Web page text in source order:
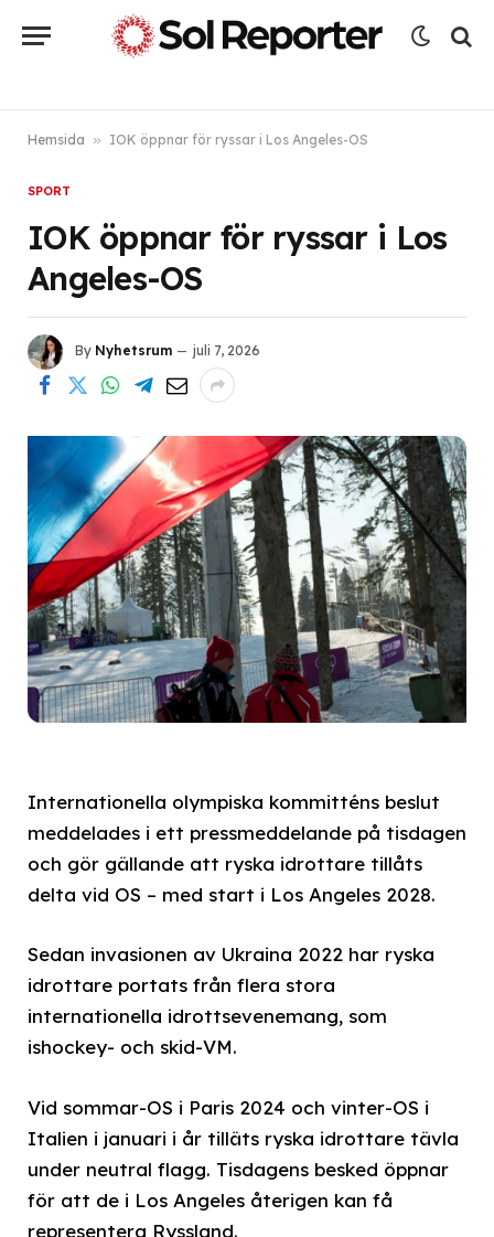
Hemsida » IOK öppnar för ryssar i Los Angeles-OS
SPORT
IOK öppnar för ryssar i Los
Angeles-OS
By Nyhetsrum juli 7, 2026
Internationella olympiska kommitténs beslut
meddelades i ett pressmeddelande på tisdagen
och gör gällande att ryska idrottare tillåts
delta vid OS – med start i Los Angeles 2028.
Sedan invasionen av Ukraina 2022 har ryska
idrottare portats från flera stora
internationella idrottsevenemang, som
ishockey- och skid-VM.
Vid sommar-OS i Paris 2024 och vinter-OS i
Italien i januari i år tilläts ryska idrottare tävla
under neutral flagg. Tisdagens besked öppnar
för att de i Los Angeles återigen kan få
representera Ryssland.